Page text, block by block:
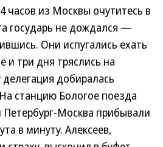
часов из Москвы очутитесь в
государь не дождался —
Они испугались ехать
три дня тряслись на
добиралась
станцию Бологое поезда
Петербург-Москва прибывали
в минуту. Алексеев,